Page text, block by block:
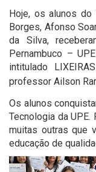
Hoje, os alunos do
Borges, Afonso
da Silva,
Pernambuco –
intitulado
professor Ailson
Os alunos
Tecnologia da
muitas outras que
educação de